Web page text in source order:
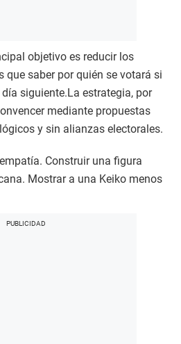
objetivo es reducir los
que saber por quién se votará si
siguiente.La estrategia, por
mediante propuestas
y sin alianzas electorales.
Construir una figura
Mostrar a una Keiko menos